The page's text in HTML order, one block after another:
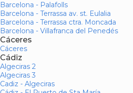
Barcelona - Palafolls
Barcelona - Terrassa av. st. Eulalia
Barcelona - Terrassa ctra. Moncada
Barcelona - Villafranca del Penedés
Cáceres
Cáceres
Cádiz
Algeciras 2
Algeciras 3
Cadiz - Algeciras